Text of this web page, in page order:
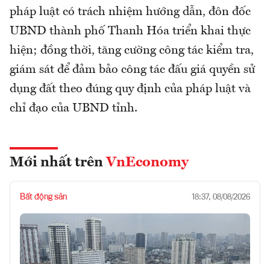
pháp luật có trách nhiệm hướng dẫn, đôn đốc
UBND thành phố Thanh Hóa triển khai thực
hiện; đồng thời, tăng cường công tác kiểm tra,
giám sát để đảm bảo công tác đấu giá quyền sử
dụng đất theo đúng quy định của pháp luật và
chỉ đạo của UBND tỉnh.
Mới nhất trên VnEconomy
Bất động sản 18:37, 08/08/2026